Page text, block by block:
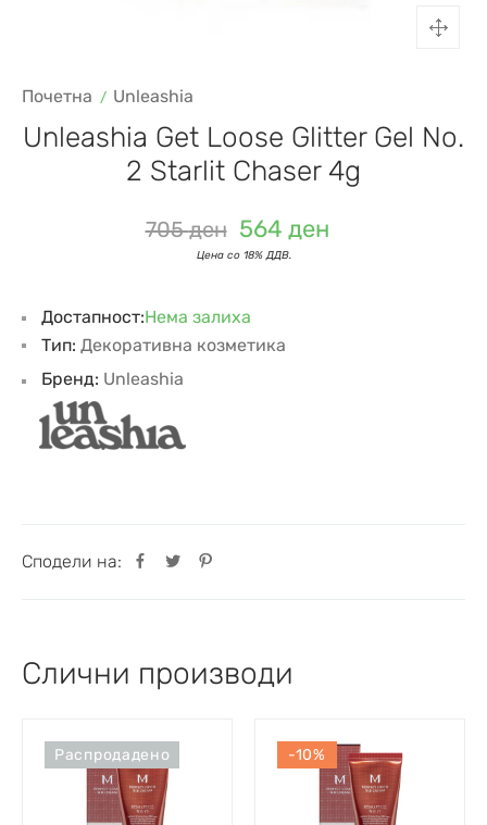
Почетна Unleashia
Unleashia Get Loose Glitter Gel No.
2 Starlit Chaser 4g
705ден 564 ден
Достапност:Нема залиха
Сподели на:
Тип: Декоративна козметика
Бренд: Unleashia
Слични производи
Распродадено -10%